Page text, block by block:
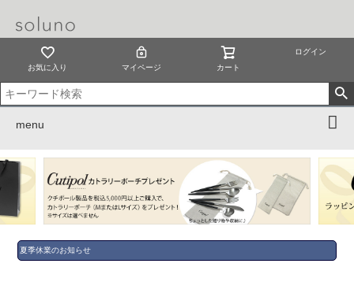
お気に入り マイページ カート
ログイン
menu
夏季休業のお知らせ